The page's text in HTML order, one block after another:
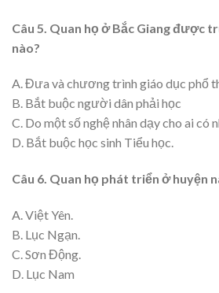
Câu 5. Quan họ ở Bắc Giang được
nào?
A. Đưa và chương trình giáo dục phổ
B. Bắt buộc người dân phải học
C. Do một số nghệ nhân dạy cho ai có
D. Bắt buộc học sinh Tiểu học.
Câu 6. Quan họ phát triển ở huyện
A. Việt Yên.
B. Lục Ngạn.
C. Sơn Động.
D. Lục Nam